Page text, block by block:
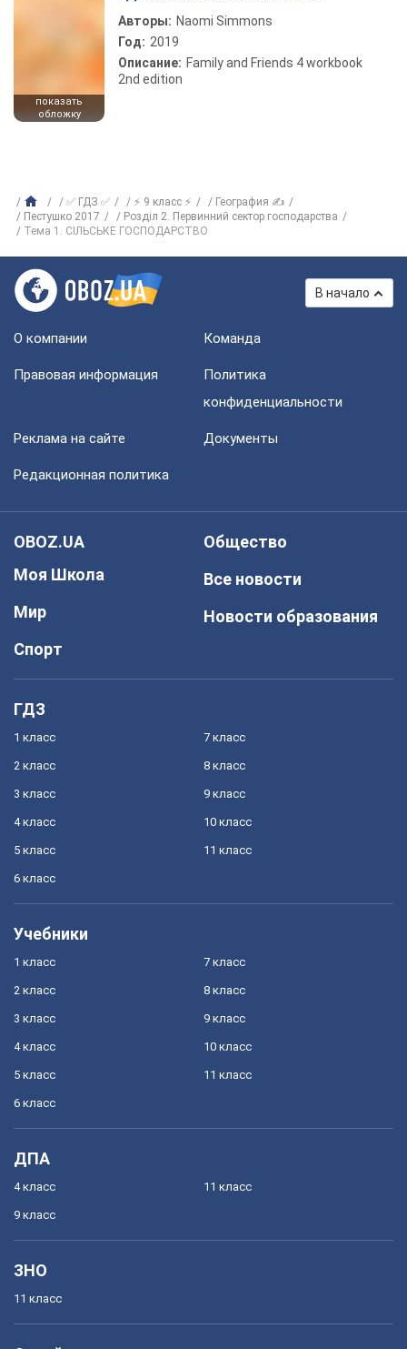
показать
обложку
Авторы: Naomi Simmons
Год: 2019
Описание: Family and Friends 4 workbook
2nd edition
✅ ГДЗ ✅ ⚡ 9 класс ⚡
География ✍
Пестушко 2017
Розділ 2. Первинний сектор господарства
Тема 1. СІЛЬСЬКЕ ГОСПОДАРСТВО
В начало
О компании Команда
Правовая информация
Политика
конфиденциальности
Реклама на сайте Документы
Редакционная политика
OBOZ.UA
Моя Школа
Мир
Спорт
Общество
Все новости
Новости образования
ГДЗ
1 класс
2 класс
3 класс
4 класс
5 класс
6 класс
7 класс
8 класс
9 класс
10 класс
11 класс
Учебники
1 класс
2 класс
3 класс
4 класс
5 класс
6 класс
7 класс
8 класс
9 класс
10 класс
11 класс
ДПА
4 класс
9 класс
11 класс
ЗНО
11 класс